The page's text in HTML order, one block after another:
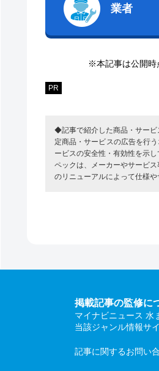
業者
※本記事は公開時
PR
◆記事で紹介した商品・サー
定商品・サービスの広告を行
ービスの安全性・有効性を示
ペックは、メーカーやサービ
のリニューアルによって仕様
掲載記事の監修に
マイナビニュース 水
当該ジャンル情報サ
記事に関するお問い